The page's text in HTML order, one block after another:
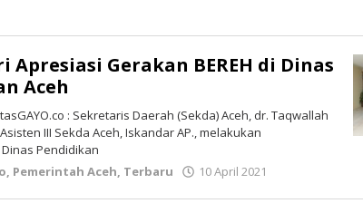
Apresiasi Gerakan BEREH di Dinas
Aceh
: Sekretaris Daerah (Sekda) Aceh, dr. Taqwallah
III Sekda Aceh, Iskandar AP., melakukan
Pendidikan
, Pemerintah Aceh, Terbaru 10 April 2021